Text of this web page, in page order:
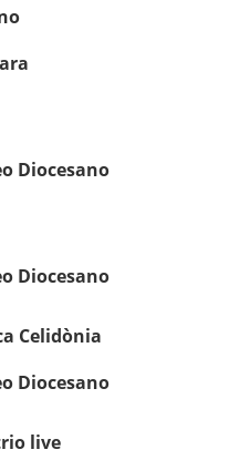
Diocesano
Diocesano
Celidònia
Diocesano
live